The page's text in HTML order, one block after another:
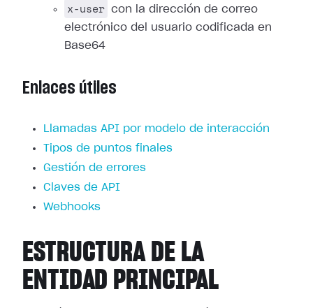
x-user con la dirección de correo
electrónico del usuario codificada en
Base64
Enlaces útiles
Llamadas API por modelo de interacción
Tipos de puntos finales
Gestión de errores
Claves de API
Webhooks
ESTRUCTURA DE LA
ENTIDAD PRINCIPAL